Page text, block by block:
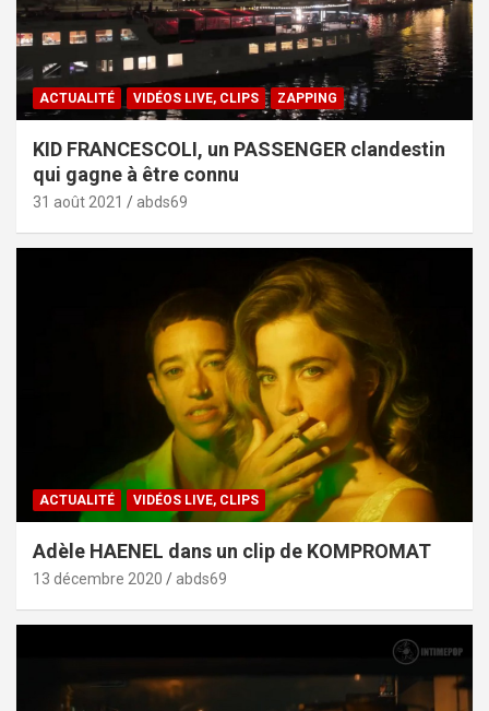
ACTUALITÉ VIDÉOS LIVE, CLIPS ZAPPING
KID FRANCESCOLI, un PASSENGER clandestin
qui gagne à être connu
31 août 2021 abds69
ACTUALITÉ VIDÉOS LIVE, CLIPS
Adèle HAENEL dans un clip de KOMPROMAT
13 décembre 2020 abds69